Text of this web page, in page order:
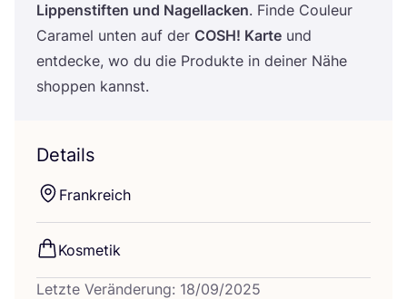
Lip­pen­stif­ten und Nagel­la­cken. Fin­de Cou­leur
Cara­mel unten auf der COSH! Kar­te und
ent­de­cke, wo du die Pro­duk­te in dei­ner Nähe
shop­pen kannst.
Details
Frank­reich
Kos­me­tik
Letzte Veränderung: 18/09/2025